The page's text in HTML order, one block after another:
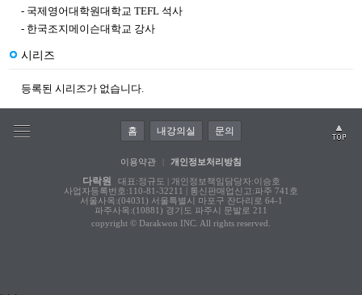
- 국제영어대학원대학교 TEFL 석사
- 한국조지메이슨대학교 강사
시리즈
등록된 시리즈가 없습니다.
홈 내강의실 문의
이용약관 개인정보처리방침
다락원
대표:정규도 | 개인정보책임담당자:이승호
사업자등록번호:110-81-32211 | 통신판매업신고:파주 741호
서울사옥:(04031) 서울특별시 마포구 잔다리로 64-1
파주사옥:(10881) 경기도 파주시 문발로 211
copyright © Darakwon INC. All rights reserved.